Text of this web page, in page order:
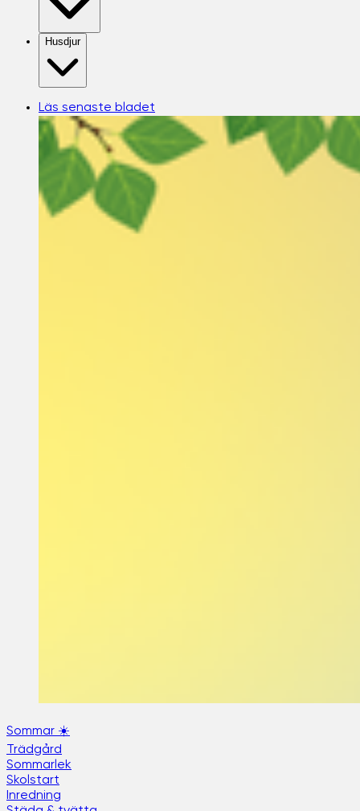
Husdjur
Läs senaste bladet
Sommar ☀️
Trädgård
Sommarlek
Skolstart
Inredning